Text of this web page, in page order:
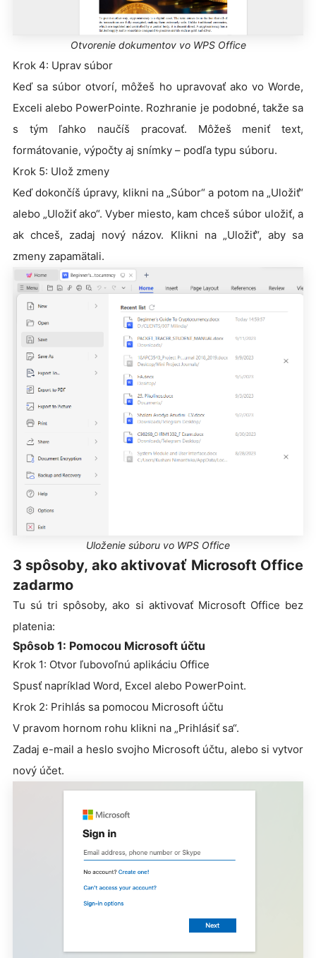
Otvorenie dokumentov vo WPS Office
Krok 4: Uprav súbor
Keď sa súbor otvorí, môžeš ho upravovať ako vo Worde,
Exceli alebo PowerPointe. Rozhranie je podobné, takže sa
s tým ľahko naučíš pracovať. Môžeš meniť text,
formátovanie, výpočty aj snímky – podľa typu súboru.
Krok 5: Ulož zmeny
Keď dokončíš úpravy, klikni na „Súbor“ a potom na „Uložiť“
alebo „Uložiť ako“. Vyber miesto, kam chceš súbor uložiť, a
ak chceš, zadaj nový názov. Klikni na „Uložiť“, aby sa
zmeny zapamätali.
Uloženie súboru vo WPS Office
3 spôsoby, ako aktivovať Microsoft Office
zadarmo
Tu sú tri spôsoby, ako si aktivovať Microsoft Office bez
platenia:
Spôsob 1: Pomocou Microsoft účtu
Krok 1: Otvor ľubovoľnú aplikáciu Office
Spusť napríklad Word, Excel alebo PowerPoint.
Krok 2: Prihlás sa pomocou Microsoft účtu
V pravom hornom rohu klikni na „Prihlásiť sa“.
Zadaj e-mail a heslo svojho Microsoft účtu, alebo si vytvor
nový účet.